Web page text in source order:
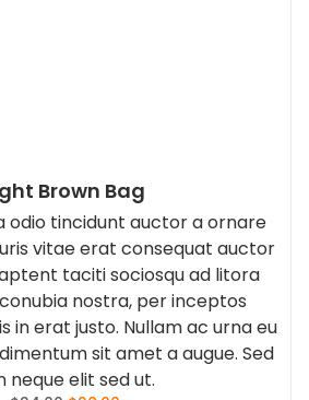
Brown Bag
odio tincidunt auctor a ornare
vitae erat consequat auctor
taciti sociosqu ad litora
nostra, per inceptos
in erat justo. Nullam ac urna eu
sit amet a augue. Sed
neque elit sed ut.